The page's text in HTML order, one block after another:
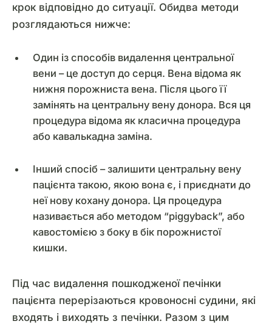
крок відповідно до ситуації. Обидва методи
розглядаються нижче:
Один із способів видалення центральної
вени – це доступ до серця. Вена відома як
нижня порожниста вена. Після цього її
замінять на центральну вену донора. Вся ця
процедура відома як класична процедура
або кавалькадна заміна.
Інший спосіб – залишити центральну вену
пацієнта такою, якою вона є, і приєднати до
неї нову кохану донора. Ця процедура
називається або методом “piggyback”, або
кавостомією з боку в бік порожнистої
кишки.
Під час видалення пошкодженої печінки
пацієнта перерізаються кровоносні судини, які
входять і виходять з печінки. Разом з цим